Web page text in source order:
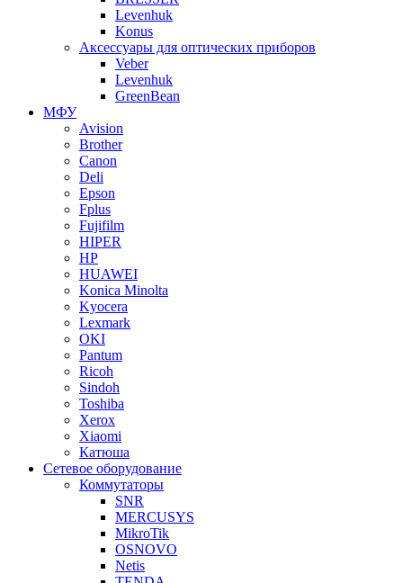
Levenhuk
Konus
Аксессуары для оптических приборов
Veber
Levenhuk
GreenBean
МФУ
Avision
Brother
Canon
Deli
Epson
Fplus
Fujifilm
HIPER
HP
HUAWEI
Konica Minolta
Kyocera
Lexmark
OKI
Pantum
Ricoh
Sindoh
Toshiba
Xerox
Xiaomi
Катюша
Сетевое оборудование
Коммутаторы
SNR
MERCUSYS
MikroTik
OSNOVO
Netis